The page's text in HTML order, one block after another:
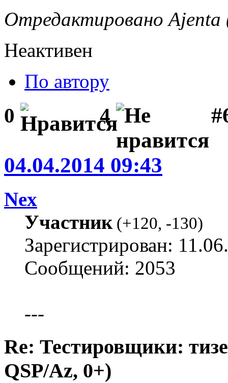
Отредактировано Ajenta
Неактивен
По автору
0 4
04.04.2014 09:43
Nex
Участник(+120, -130)
Зарегистрирован:
Сообщений: 2053
---
Re: Тестировщики:
QSP/Az, 0+)